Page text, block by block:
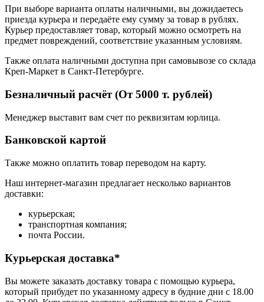
При выборе варианта оплаты наличными, вы дожидаетесь
приезда курьера и передаёте ему сумму за товар в рублях.
Курьер предоставляет товар, который можно осмотреть на
предмет повреждений, соответствие указанным условиям.
Также оплата наличными доступна при самовывозе со склада
Креп-Маркет в Санкт-Петербурге.
Безналичный расчёт (От 5000 т. рублей)
Менеджер выставит вам счет по реквизитам юрлица.
Банковской картой
Также можно оплатить товар переводом на карту.
Наш интернет-магазин предлагает несколько вариантов
доставки:
курьерская;
транспортная компания;
почта России.
Курьерская доставка*
Вы можете заказать доставку товара с помощью курьера,
который прибудет по указанному адресу в будние дни с 18.00